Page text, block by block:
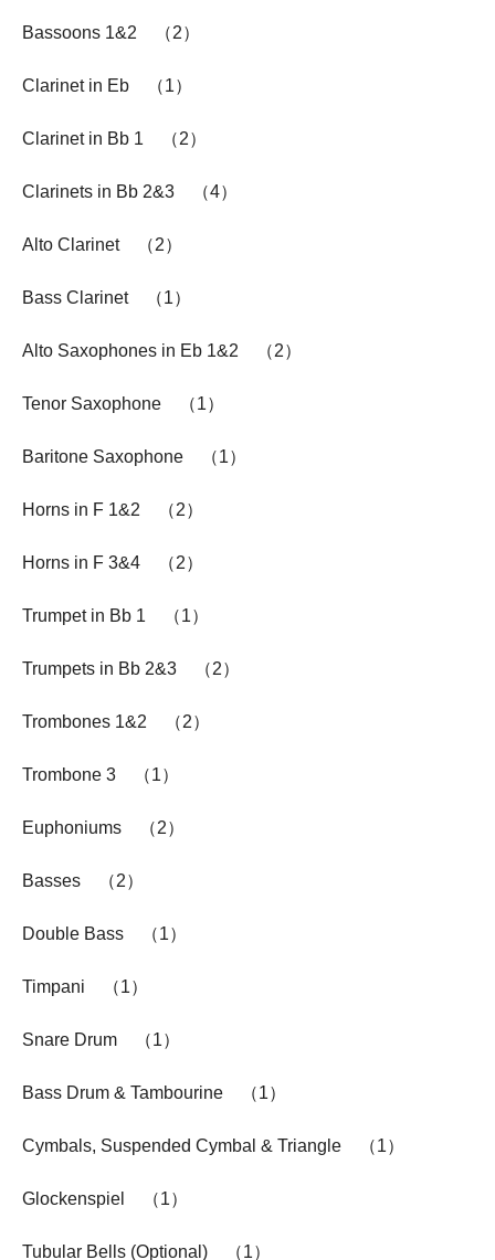
Bassoons 1&2 （2）
Clarinet in Eb （1）
Clarinet in Bb 1 （2）
Clarinets in Bb 2&3 （4）
Alto Clarinet （2）
Bass Clarinet （1）
Alto Saxophones in Eb 1&2 （2）
Tenor Saxophone （1）
Baritone Saxophone （1）
Horns in F 1&2 （2）
Horns in F 3&4 （2）
Trumpet in Bb 1 （1）
Trumpets in Bb 2&3 （2）
Trombones 1&2 （2）
Trombone 3 （1）
Euphoniums （2）
Basses （2）
Double Bass （1）
Timpani （1）
Snare Drum （1）
Bass Drum & Tambourine （1）
Cymbals, Suspended Cymbal & Triangle （1）
Glockenspiel （1）
Tubular Bells (Optional) （1）